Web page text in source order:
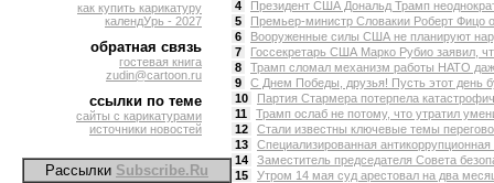
как купить карикатуру
календУрь - 2027
обратная связь
гостевая книга
zudin@cartoon.ru
ссылки по теме
сайты с карикатурами
источники новостей
Рассылки Subscribe.Ru
4
Президент США Дональд Трамп
5
Премьер-министр Словакии Роберт Фицо
6
Вооруженные силы США не планируют
7
Госсекретарь США Марко Рубио заявил,
8
Трамп сломал механизм работы НАТО
9
С Днем Победы, друзья! Пусть этот день
10
Партия Стармера потерпела
11
Трамп ослаб не потому, что утратил
12
Стали известны ключевые темы
13
Специализированная
14
Заместитель председателя Совета
15
Утром 14 мая суд арестовал на два